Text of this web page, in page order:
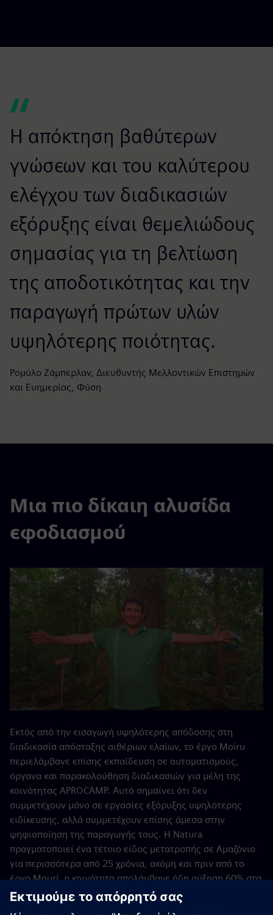
Η απόκτηση βαθύτερων
γνώσεων και του καλύτερου
ελέγχου των διαδικασιών
εξόρυξης είναι θεμελιώδους
σημασίας για τη βελτίωση
της αποδοτικότητας και την
παραγωγή πρώτων υλών
υψηλότερης ποιότητας.
Ρομύλο Ζάμπερλαν, Διευθυντής Μελλοντικών Επιστημών
και Ευημερίας, Φύση
Μια πιο δίκαιη αλυσίδα
εφοδιασμού
Εκτός από την εισαγωγή υψηλότερης απόδοσης στη
διαδικασία απόσταξης αιθέριων ελαίων, το έργο Moiru
περιελάμβανε επίσης εκπαίδευση σε αυτοματισμούς,
όργανα και παρακολούθηση διαδικασιών για μέλη της
κοινότητας APROCAMP. Αυτό σημαίνει ότι δεν
συμμετέχουν μόνο σε εργασίες εξόρυξης υψηλότερης
ειδίκευσης, αλλά συμμετέχουν επίσης άμεσα στην
ψηφιοποίηση της παραγωγής τους. Η Natura
πραγματοποιεί ένα τέτοιο είδος μετατροπής σε Αμαζόνιο
για περισσότερα από 25 χρόνια, ακόμη και πριν από το
έργο Mouri, η κοινότητα απολάμβανε ήδη αύξηση 60% στα
ετήσια ακαθάριστα έσοδά της και αύξηση 25% των
ευκαιριών απασχόλησης χάρη στη συμμετοχή στην